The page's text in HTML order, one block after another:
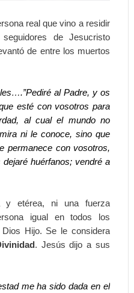
real que vino a residir
de Jesucristo
de entre los muertos
al Padre, y os
esté con vosotros para
al cual el mundo no
ni le conoce, sino que
permanece con vosotros,
huérfanos; vendré a
y etérea, ni una fuerza
igual en todos los
Hijo. Se le considera
. Jesús dijo a sus
me ha sido dada en el